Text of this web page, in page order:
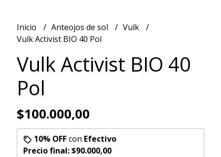
Inicio Anteojos de sol
Vulk
Vulk Activist BIO 40 Pol
Vulk Activist BIO 40
Pol
$100.000,00
10% OFFcon Efectivo
Precio final:$90.000,00